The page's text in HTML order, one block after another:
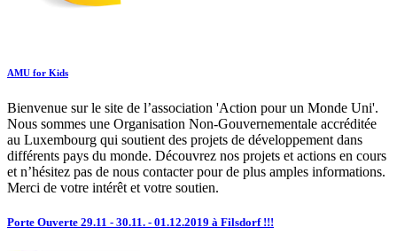
AMU for Kids
Bienvenue sur le site de l’association 'Action pour un Monde Uni'.
Nous sommes une Organisation Non-Gouvernementale accréditée
au Luxembourg qui soutient des projets de développement dans
différents pays du monde. Découvrez nos projets et actions en cours
et n’hésitez pas de nous contacter pour de plus amples informations.
Merci de votre intérêt et votre soutien.
Porte Ouverte 29.11 - 30.11. - 01.12.2019 à Filsdorf !!!